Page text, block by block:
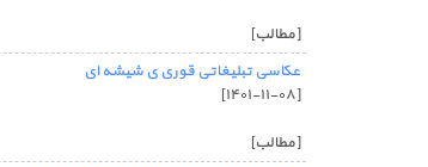
[مطالب]
عکاسی تبلیغاتی قوری ی شیشه ای
[۱۴۰۱-۱۱-۰۸]
[مطالب]